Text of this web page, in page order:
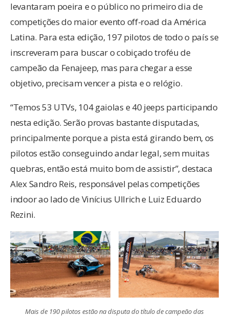
levantaram poeira e o público no primeiro dia de
competições do maior evento off-road da América
Latina. Para esta edição, 197 pilotos de todo o país se
inscreveram para buscar o cobiçado troféu de
campeão da Fenajeep, mas para chegar a esse
objetivo, precisam vencer a pista e o relógio.
“Temos 53 UTVs, 104 gaiolas e 40 jeeps participando
nesta edição. Serão provas bastante disputadas,
principalmente porque a pista está girando bem, os
pilotos estão conseguindo andar legal, sem muitas
quebras, então está muito bom de assistir”, destaca
Alex Sandro Reis, responsável pelas competições
indoor ao lado de Vinícius Ullrich e Luiz Eduardo
Rezini.
Mais de 190 pilotos estão na disputa do título de campeão das